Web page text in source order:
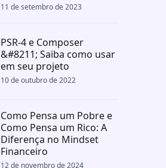
11 de setembro de 2023
PSR-4 e Composer
&#8211; Saiba como usar
em seu projeto
10 de outubro de 2022
Como Pensa um Pobre e
Como Pensa um Rico: A
Diferença no Mindset
Financeiro
12 de novembro de 2024